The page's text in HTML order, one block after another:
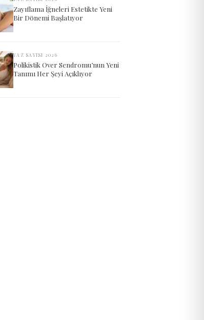
Zayıflama İğneleri Estetikte Yeni
Bir Dönemi Başlatıyor
YAZ SAYISI 2026
Polikistik Over Sendromu’nun Yeni
Tanımı Her Şeyi Açıklıyor